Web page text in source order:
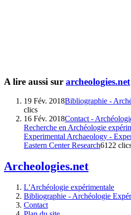
A lire aussi sur archeologies.net
19 Fév. 2018Bibliographie -
clics
16 Fév. 2018Contact -
Recherche en Archéologie
Experimental Archaeology -
Eastern Center Research6122
Archeologies.net
L'Archéologie expérimentale
Bibliographie - Archéologie
Contact